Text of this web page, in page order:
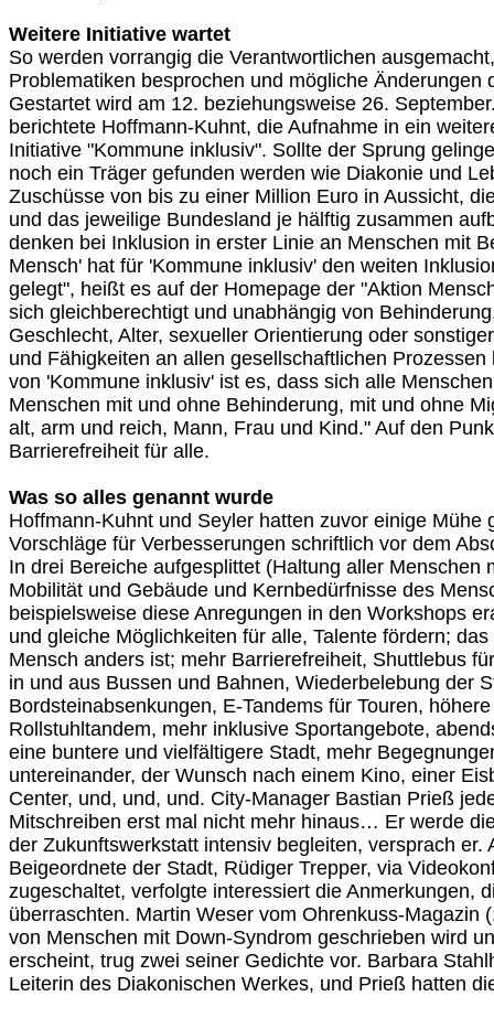
Weitere Initiative wartet
So werden vorrangig die Verantwortlichen
Problematiken besprochen und mögliche Änderungen
Gestartet wird am 12. beziehungsweise 26.
berichtete Hoffmann-Kuhnt, die Aufnahme in ein
Initiative "Kommune inklusiv". Sollte der Sprung
noch ein Träger gefunden werden wie Diakonie und
Zuschüsse von bis zu einer Million Euro in Aussicht,
und das jeweilige Bundesland je hälftig zusammen
denken bei Inklusion in erster Linie an Menschen mit
Mensch' hat für 'Kommune inklusiv' den weiten
gelegt", heißt es auf der Homepage der "Aktion
sich gleichberechtigt und unabhängig von
Geschlecht, Alter, sexueller Orientierung oder
und Fähigkeiten an allen gesellschaftlichen
von 'Kommune inklusiv' ist es, dass sich alle
Menschen mit und ohne Behinderung, mit und ohne
alt, arm und reich, Mann, Frau und Kind." Auf den
Barrierefreiheit für alle.
Was so alles genannt wurde
Hoffmann-Kuhnt und Seyler hatten zuvor einige Mühe
Vorschläge für Verbesserungen schriftlich vor dem
In drei Bereiche aufgesplittet (Haltung aller Menschen
Mobilität und Gebäude und Kernbedürfnisse des
beispielsweise diese Anregungen in den Workshops
und gleiche Möglichkeiten für alle, Talente fördern;
Mensch anders ist; mehr Barrierefreiheit, Shuttlebus
in und aus Bussen und Bahnen, Wiederbelebung der
Bordsteinabsenkungen, E-Tandems für Touren,
Rollstuhltandem, mehr inklusive Sportangebote,
eine buntere und vielfältigere Stadt, mehr
untereinander, der Wunsch nach einem Kino, einer
Center, und, und, und. City-Manager Bastian Prieß
Mitschreiben erst mal nicht mehr hinaus… Er werde
der Zukunftswerkstatt intensiv begleiten, versprach er.
Beigeordnete der Stadt, Rüdiger Trepper, via
zugeschaltet, verfolgte interessiert die Anmerkungen,
überraschten. Martin Weser vom Ohrenkuss-Magazin
von Menschen mit Down-Syndrom geschrieben wird
erscheint, trug zwei seiner Gedichte vor. Barbara
Leiterin des Diakonischen Werkes, und Prieß hatten